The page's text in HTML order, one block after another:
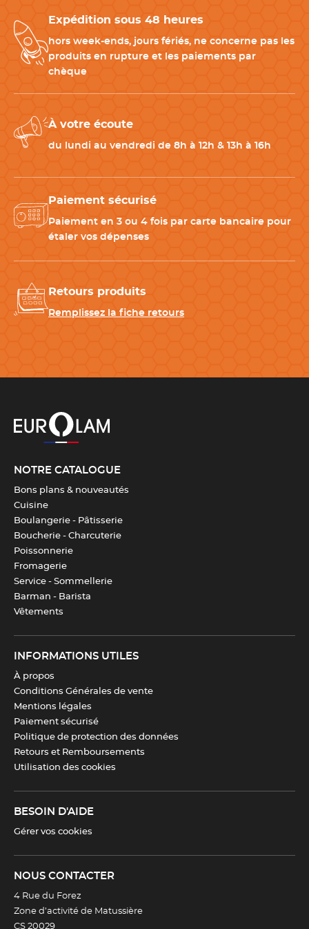
vaisselle
Matériau Acier
Largeur
Couleur(s) Noir,Inox,Rouge
Télécharger la fiche produit
Expédition sous 48 heures
hors week-ends, jours fériés, ne concerne pas les
produits en rupture et les paiements par
chèque
À votre écoute
du lundi au vendredi de 8h à 12h & 13h à 16h
Paiement sécurisé
Paiement en 3 ou 4 fois par carte bancaire pour
étaler vos dépenses
Retours produits
Remplissez la fiche retours
NOTRE CATALOGUE
Bons plans & nouveautés
Cuisine
Boulangerie - Pâtisserie
Boucherie - Charcuterie
Poissonnerie
Fromagerie
Service - Sommellerie
Barman - Barista
Vêtements
INFORMATIONS UTILES
À propos
Conditions Générales de vente
Mentions légales
Paiement sécurisé
Politique de protection des données
Retours et Remboursements
Utilisation des cookies
BESOIN D'AIDE
Gérer vos cookies
NOUS CONTACTER
4 Rue du Forez
Zone d’activité de Matussière
CS 20029